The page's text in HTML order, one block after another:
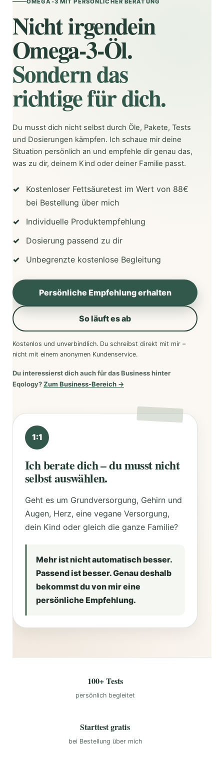
Nicht irgendein
Omega-3-Öl.
Sondern das
richtige für dich.
Du musst dich nicht selbst durch Öle, Pakete, Tests
und Dosierungen kämpfen. Ich schaue mir deine
Situation persönlich an und empfehle dir genau das,
was zu dir, deinem Kind oder deiner Familie passt.
Kostenloser Fettsäuretest im Wert von 88€
bei Bestellung über mich
Individuelle Produktempfehlung
Dosierung passend zu dir
Unbegrenzte kostenlose Begleitung
Persönliche Empfehlung erhalten
So läuft es ab
Kostenlos und unverbindlich. Du schreibst direkt mit mir –
nicht mit einem anonymen Kundenservice.
Du interessierst dich auch für das Business hinter
Eqology?Zum Business-Bereich →
1:1
Ich berate dich – du musst nicht
selbst auswählen.
Geht es um Grundversorgung, Gehirn und
Augen, Herz, eine vegane Versorgung,
dein Kind oder gleich die ganze Familie?
Mehr ist nicht automatisch besser.
Passend ist besser. Genau deshalb
bekommst du von mir eine
persönliche Empfehlung.
100+ Tests
persönlich begleitet
Starttest gratis
bei Bestellung über mich